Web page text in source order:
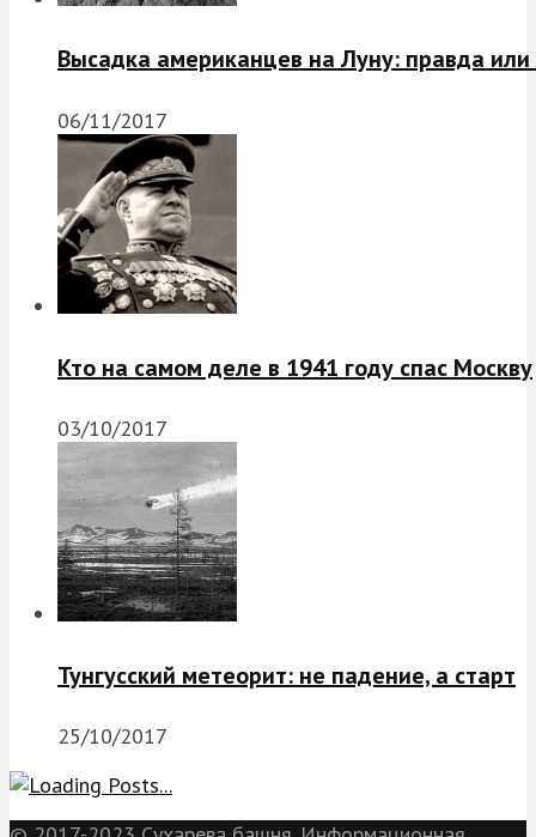
Высадка американцев на Луну: правда
06/11/2017
Кто на самом деле в 1941 году спас Москву
03/10/2017
Тунгусский метеорит: не падение, а старт
25/10/2017